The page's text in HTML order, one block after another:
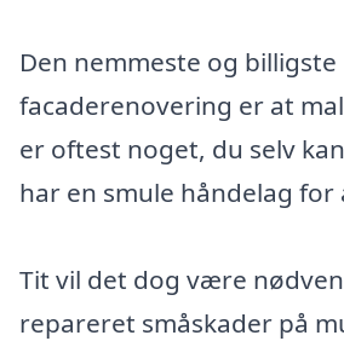
Den nemmeste og billigste
facaderenovering er at
er oftest noget, du selv
har en smule håndelag for
Tit vil det dog være
repareret småskader på